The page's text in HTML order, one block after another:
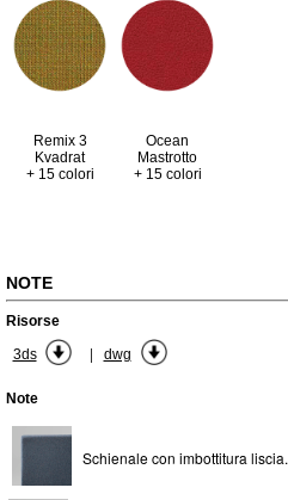
Remix 3
Kvadrat
+ 15 colori
Ocean
Mastrotto
+ 15 colori
NOTE
Risorse
3ds
| dwg
Note
Schienale con imbottitura liscia.